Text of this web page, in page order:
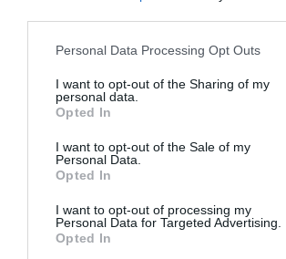
Personal Data Processing Opt Outs
I want to opt-out of the Sharing of my
personal data.
Opted In
I want to opt-out of the Sale of my
Personal Data.
Opted In
I want to opt-out of processing my
Personal Data for Targeted Advertising.
Opted In